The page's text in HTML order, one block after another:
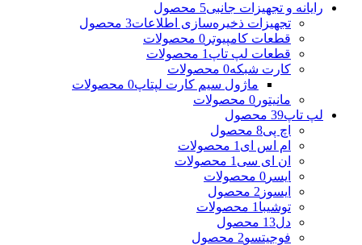
رایانه و تجهیزات جانبی5 محصول
تجهیزات ذخیره‌سازی اطلاعات3 محصول
قطعات کامپیوتر 0 محصولات
قطعات لپ تاپ 1 محصولات
کارت شبکه0 محصولات
ماژول سیم کارت لپتاپ0 محصولات
مانیتور 0 محصولات
لپ تاپ39 محصول
اچ پی8 محصول
ام اس ای 1 محصولات
ان ای سی 1 محصولات
ایسر 0 محصولات
ایسوز 2 محصول
توشیبا 1 محصولات
دل13 محصول
فوجیتسو2 محصول